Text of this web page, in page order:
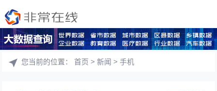
您当前的位置：首页 >新闻 >手机